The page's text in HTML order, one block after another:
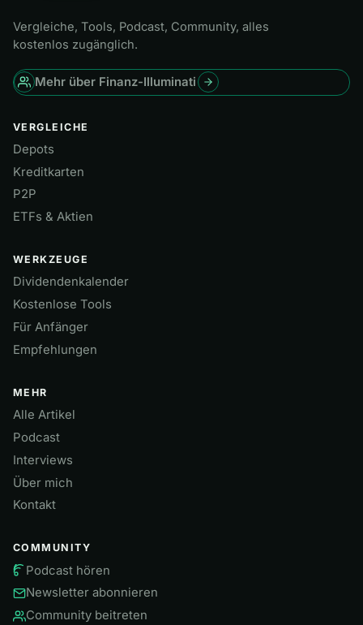
Vergleiche, Tools, Podcast, Community, alles
kostenlos zugänglich.
Mehr über Finanz-Illuminati
VERGLEICHE
Depots
Kreditkarten
P2P
ETFs & Aktien
WERKZEUGE
Dividendenkalender
Kostenlose Tools
Für Anfänger
Empfehlungen
MEHR
Alle Artikel
Podcast
Interviews
Über mich
Kontakt
COMMUNITY
Podcast hören
Newsletter abonnieren
Community beitreten